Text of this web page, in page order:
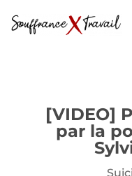
[VIDEO]
par la